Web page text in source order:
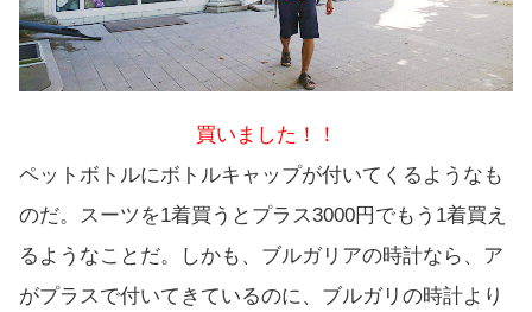
買いました！！
ペットボトルにボトルキャップが付いてくるようなも
のだ。スーツを1着買うとプラス3000円でもう1着買え
るようなことだ。しかも、ブルガリアの時計なら、ア
がプラスで付いてきているのに、ブルガリの時計より